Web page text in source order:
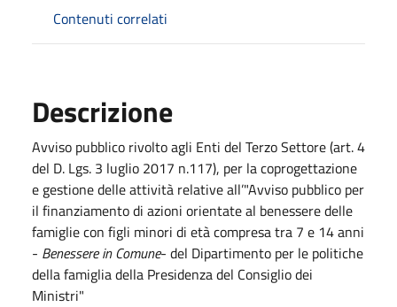
Contenuti correlati
Descrizione
Avviso pubblico rivolto agli Enti del Terzo Settore (art. 4
del D. Lgs. 3 luglio 2017 n.117), per la coprogettazione
e gestione delle attività relative all’"Avviso pubblico per
il finanziamento di azioni orientate al benessere delle
famiglie con figli minori di età compresa tra 7 e 14 anni
- Benessere in Comune- del Dipartimento per le politiche
della famiglia della Presidenza del Consiglio dei
Ministri"